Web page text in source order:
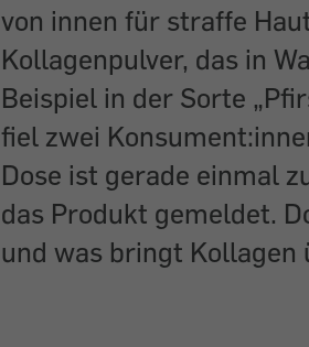
von innen für straffe
Kollagenpulver, das in
Beispiel in der Sorte
fiel zwei
Dose ist gerade einmal
das Produkt gemeldet.
und was bringt Kollagen